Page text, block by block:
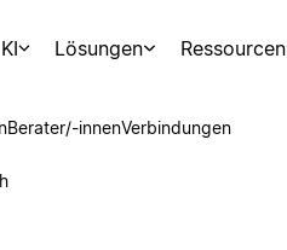
KI Lösungen Ressourcen
Berater/-innenVerbindungen